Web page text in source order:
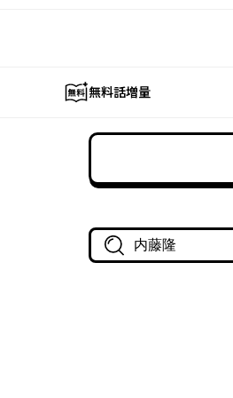
無料話増量
作品名・作家名で探す